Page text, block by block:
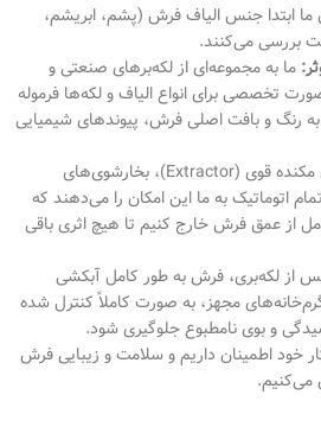
ما ابتدا جنس الیاف فرش (پشم، ابریشم،
بررسی می‌کنند.
ما به مجموعه‌ای از لکه‌برهای صنعتی و
تخصصی برای انواع الیاف و لکه‌ها فرموله
رنگ و بافت اصلی فرش، پیوندهای شیمیایی
دستگاه‌های مکنده قوی (Extractor)، بخارشوی‌های
اتوماتیک به ما این امکان را می‌دهند که
از عمق فرش خارج کنیم تا هیچ اثری باقی
از لکه‌بری، فرش به طور کامل آبکشی
مجهز، به صورت کاملاً کنترل شده
و بوی نامطبوع جلوگیری شود.
خود اطمینان داریم و سلامت و زیبایی فرش